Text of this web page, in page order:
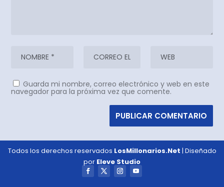
Guarda mi nombre, correo electrónico y web en este
navegador para la próxima vez que comente.
Todos los derechos reservados LosMillonarios.Net | Diseñado
por Eleve Studio